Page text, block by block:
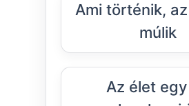
Ami történik,
múlik
Az élet